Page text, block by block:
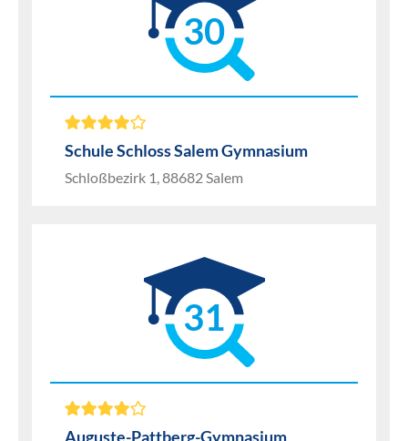
30
Schule Schloss Salem Gymnasium
Schloßbezirk 1, 88682 Salem
31
Auguste-Pattberg-Gymnasium